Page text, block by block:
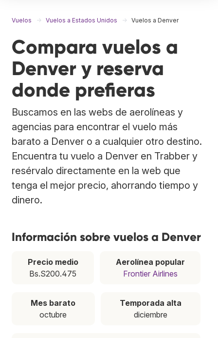
Vuelos Vuelos a Estados Unidos Vuelos a Denver
Compara vuelos a
Denver y reserva
donde prefieras
Buscamos en las webs de aerolíneas y
agencias para encontrar el vuelo más
barato a Denver o a cualquier otro destino.
Encuentra tu vuelo a Denver en Trabber y
resérvalo directamente en la web que
tenga el mejor precio, ahorrando tiempo y
dinero.
Información sobre vuelos a Denver
Precio medio
Bs.S200.475
Aerolínea popular
Frontier Airlines
Mes barato
octubre
Temporada alta
diciembre